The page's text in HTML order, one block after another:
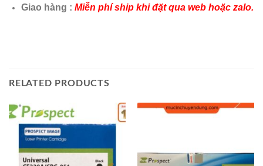
Giao hàng : Miễn phí ship khi đặt qua web hoặc zalo.
RELATED PRODUCTS